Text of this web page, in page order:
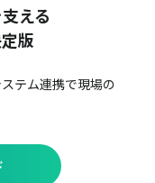
える
版
テム連携で現場の